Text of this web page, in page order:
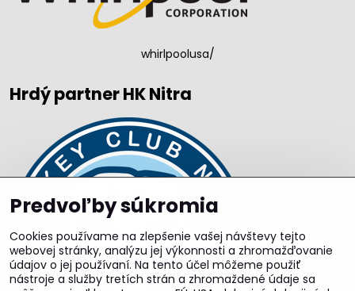
whirlpoolusa/
Hrdý partner HK Nitra
Predvoľby súkromia
Cookies používame na zlepšenie vašej návštevy tejto
webovej stránky, analýzu jej výkonnosti a zhromažďovanie
údajov o jej používaní. Na tento účel môžeme použiť
nástroje a služby tretích strán a zhromaždené údaje sa